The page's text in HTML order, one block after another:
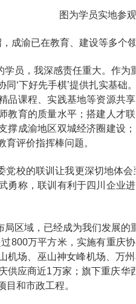
图为学员实地参
成渝已在教育、建设等多个
学员，我深感责任重大。作
同‘下好先手棋’提供扎实基
品课程、实践基地等资源共
教育的质量水平；搭建人才
撑成渝地区双城经济圈建设
育评价指挥棒问题。
党校的联训让我更深切地体
勇称，联训有利于四川企业
局区域，已经成为我们发展
800万平方米，实施有重庆
机场、巫山神女峰机场、万
供应商近1万家；旗下重庆
目和市政工程。